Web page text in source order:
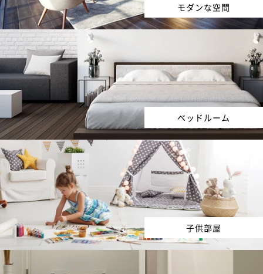
モダンな空間
ベッドルーム
子供部屋